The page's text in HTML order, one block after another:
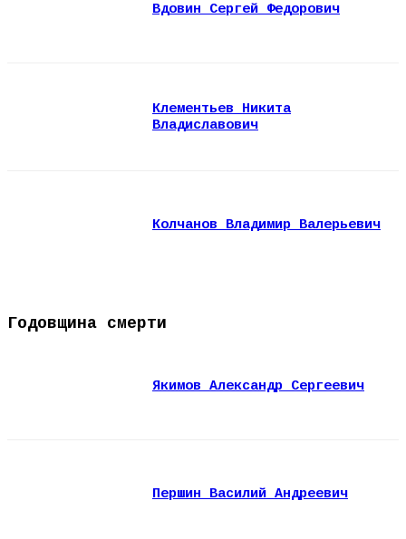
Вдовин Сергей Федорович
Клементьев Никита
Владиславович
Колчанов Владимир Валерьевич
Годовщина смерти
Якимов Александр Сергеевич
Першин Василий Андреевич